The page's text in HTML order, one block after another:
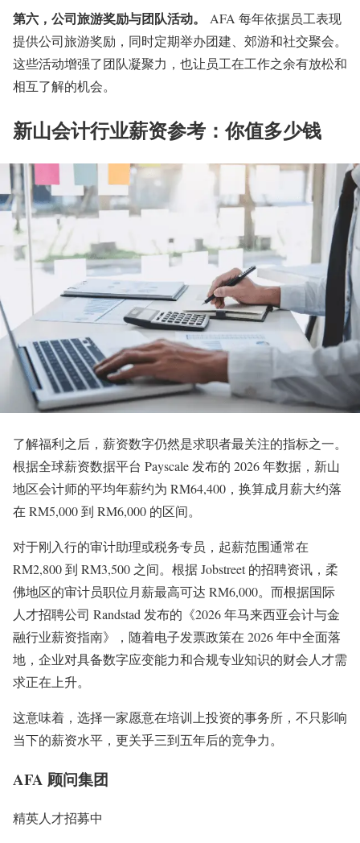
第六，公司旅游奖励与团队活动。
AFA 每年依据员工表现
提供公司旅游奖励，同时定期举办团建、郊游和社交聚会。
这些活动增强了团队凝聚力，也让员工在工作之余有放松和
相互了解的机会。
新山会计行业薪资参考：你值多少钱
了解福利之后，薪资数字仍然是求职者最关注的指标之一。
根据全球薪资数据平台 Payscale 发布的 2026 年数据，新山
地区会计师的平均年薪约为 RM64,400，换算成月薪大约落
在 RM5,000 到 RM6,000 的区间。
对于刚入行的审计助理或税务专员，起薪范围通常在
RM2,800 到 RM3,500 之间。根据 Jobstreet 的招聘资讯，柔
佛地区的审计员职位月薪最高可达 RM6,000。而根据国际
人才招聘公司 Randstad 发布的《2026 年马来西亚会计与金
融行业薪资指南》，随着电子发票政策在 2026 年中全面落
地，企业对具备数字应变能力和合规专业知识的财会人才需
求正在上升。
这意味着，选择一家愿意在培训上投资的事务所，不只影响
当下的薪资水平，更关乎三到五年后的竞争力。
AFA 顾问集团
精英人才招募中